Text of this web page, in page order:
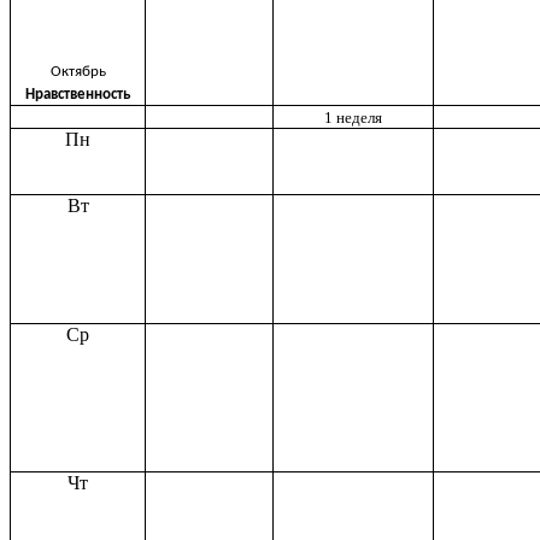
Октябрь
Нравственность
1 неделя
Пн
Вт
Ср
Чт